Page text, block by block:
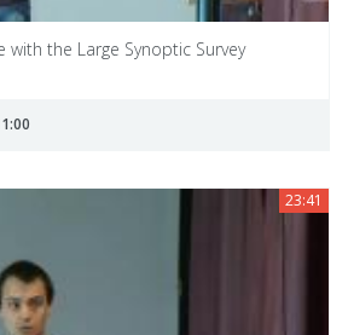
with the Large Synoptic Survey
23:41